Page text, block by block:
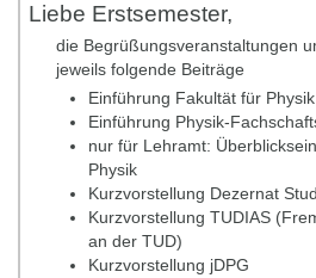
Liebe Erstsemester,
die Begrüßungsveranstaltungen
jeweils folgende Beiträge
Einführung Fakultät für Physik
Einführung Physik-
nur für Lehramt:
Physik
Kurzvorstellung Dezernat
Kurzvorstellung TUDIAS
an der TUD)
Kurzvorstellung jDPG